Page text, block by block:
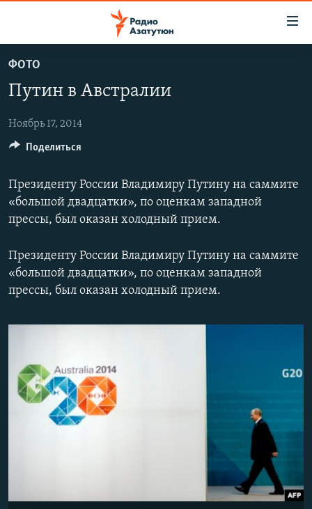
основному
Перейти
навигации
Перейти
поиску
НОВОСТИ
ПОЛИТИКА
ОБЩЕСТВО
РЕГИОН
НАГОРНЫЙ КАРАБАХ
КУЛЬТУРА
СПОРТ
АРХИВ
English
Русский
Все сайты Радио Азатутюн
ФОТО
Путин в Австралии
Ноябрь 17, 2014
Президенту России Владимиру Путину на саммите
«большой двадцатки», по оценкам западной
прессы, был оказан холодный прием.
Президенту России Владимиру Путину на саммите
«большой двадцатки», по оценкам западной
прессы, был оказан холодный прием.
Поделиться